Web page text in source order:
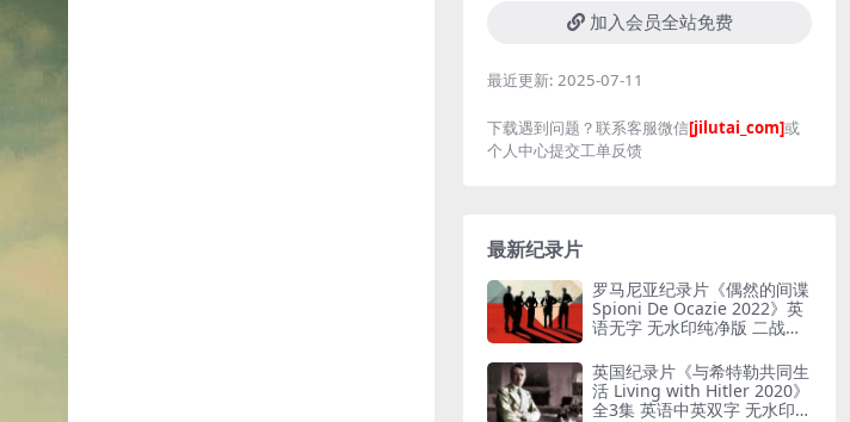
加入会员全站免费
最近更新: 2025-07-11
下载遇到问题？联系客服微信[jilutai_com]或
个人中心提交工单反馈
最新纪录片
罗马尼亚纪录片《偶然的间谍
Spioni De Ocazie 2022》英
语无字 无水印纯净版 二战谍
英国纪录片《与希特勒共同生
活 Living with Hitler 2020》
全3集 英语中英双字 无水印纯